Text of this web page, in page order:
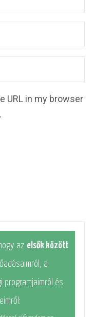
URL in my browser
az elsők között
a
programjaimról és